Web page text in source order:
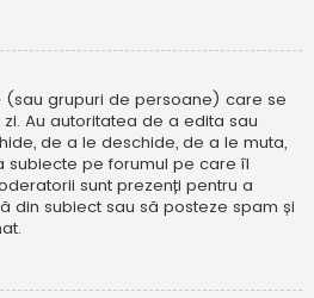
(sau grupuri de persoane) care se
Au autoritatea de a edita sau
de a le deschide, de a le muta,
pe forumul pe care îl
sunt prezenți pentru a
din subiect sau să posteze spam și